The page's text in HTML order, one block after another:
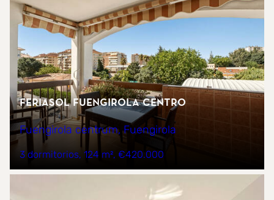
Feriasol Fuengirola Centro
Fuengirola centrum, Fuengirola
3 dormitorios 124 m² €420.000